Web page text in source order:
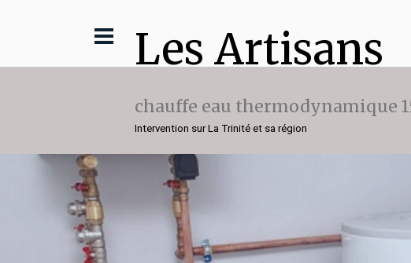
Les Artisans
chauffe eau thermodynamique
Intervention sur La Trinité et sa région